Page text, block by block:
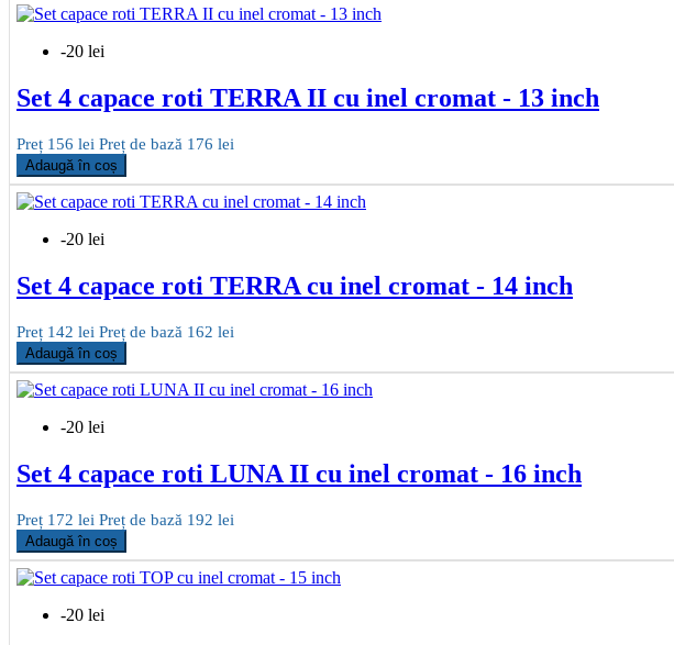
-20 lei
Set 4 capace roti TERRA II cu inel cromat - 13 inch
Preț 156 lei Preț de bază 176 lei
Adaugă în coș
-20 lei
Set 4 capace roti TERRA cu inel cromat - 14 inch
Preț 142 lei Preț de bază 162 lei
Adaugă în coș
-20 lei
Set 4 capace roti LUNA II cu inel cromat - 16 inch
Preț 172 lei Preț de bază 192 lei
Adaugă în coș
-20 lei